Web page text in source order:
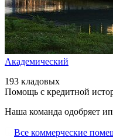
Академический
193 кладовых
Помощь с кредитной
Наша команда одобряет
Все коммерческие